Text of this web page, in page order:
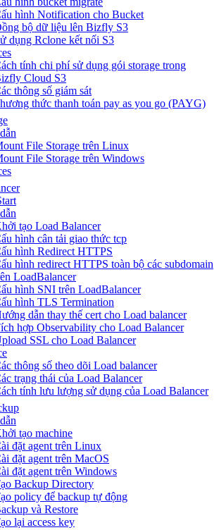
hình Notification cho Bucket
bộ dữ liệu lên Bizfly S3
dụng Rclone kết nối S3
tính chi phí sử dụng gói storage trong
Cloud S3
thông số giám sát
thức thanh toán pay as you go (PAYG)
File Storage trên Linux
File Storage trên Windows
tạo Load Balancer
hình cân tải giao thức tcp
hình Redirect HTTPS
hình redirect HTTPS toàn bộ các subdomain
LoadBalancer
hình SNI trên LoadBalancer
hình TLS Termination
dẫn thay thế cert cho Load balancer
hợp Observability cho Load Balancer
SSL cho Load Balancer
thông số theo dõi Load balancer
trạng thái của Load Balancer
tính lưu lượng sử dụng của Load Balancer
tạo machine
đặt agent trên Linux
đặt agent trên MacOS
đặt agent trên Windows
Backup Directory
policy để backup tự động
và Restore
lại access key